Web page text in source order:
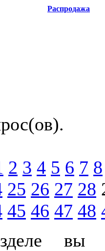
Распродажа
2 3 4 5 6 7 8
25 26 27 28
45 46 47 48
вы